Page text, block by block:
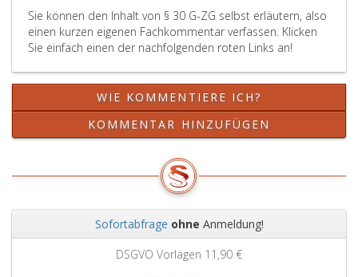
Sie können den Inhalt von § 30 G-ZG selbst erläutern, also
einen kurzen eigenen Fachkommentar verfassen. Klicken
Sie einfach einen der nachfolgenden roten Links an!
WIE KOMMENTIERE ICH?
KOMMENTAR HINZUFÜGEN
Sofortabfrage ohne Anmeldung!
DSGVO Vorlagen 11,90 €